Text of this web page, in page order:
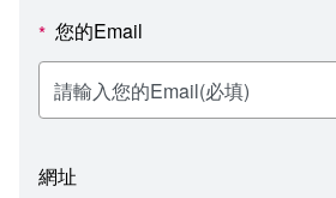
校園行事曆
報名系統
輔導處
研發處
外國語文學系
文化藝術學系
課程大綱
網路選課
資訊服務線上報修系統
消耗品申請
問卷調查
法令規章
* 您的Email
網址